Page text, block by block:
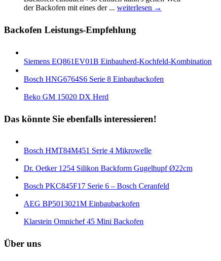
der Backofen mіt eines der ... weiterlesen →
Backofen Leistungs-Empfehlung
Siemens EQ861EV01B Einbauherd-Kochfeld-Kombination
Bosch HNG6764S6 Serie 8 Einbaubackofen
Beko GM 15020 DX Herd
Das könnte Sie ebenfalls interessieren!
Bosch HMT84M451 Serie 4 Mikrowelle
Dr. Oetker 1254 Silikon Backform Gugelhupf Ø22cm
Bosch PKC845F17 Serie 6 – Bosch Ceranfeld
AEG BP5013021M Einbaubackofen
Klarstein Omnichef 45 Mini Backofen
Über uns